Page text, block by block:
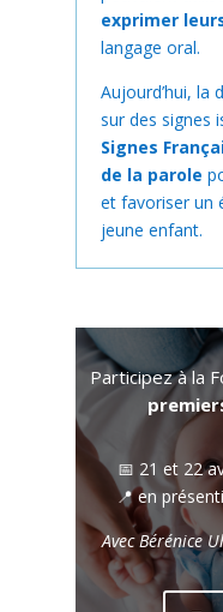
exprimer
langage oral.
Aujourd’hui, la
sur des signes
Signes
de la parole
et favoriser un
jeune enfant.
Participez à la
📅 21 et 22
📍 en
Avec Bérénice